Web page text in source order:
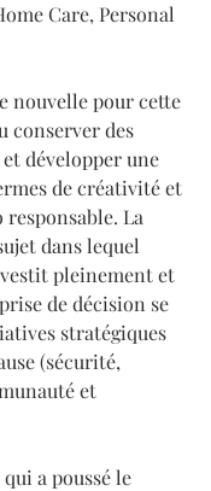
Care, Personal
nouvelle pour cette
conserver des
développer une
de créativité et
responsable. La
dans lequel
pleinement et
de décision se
stratégiques
(sécurité,
et
a poussé le